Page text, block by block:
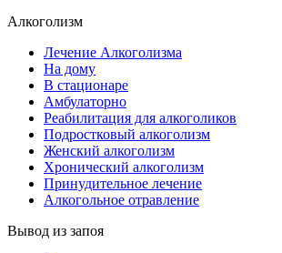
Алкоголизм
Лечение Алкоголизма
На дому
В стационаре
Амбулаторно
Реабилитация для алкоголиков
Подростковый алкоголизм
Женский алкоголизм
Хронический алкоголизм
Принудительное лечение
Алкогольное отравление
Вывод из запоя